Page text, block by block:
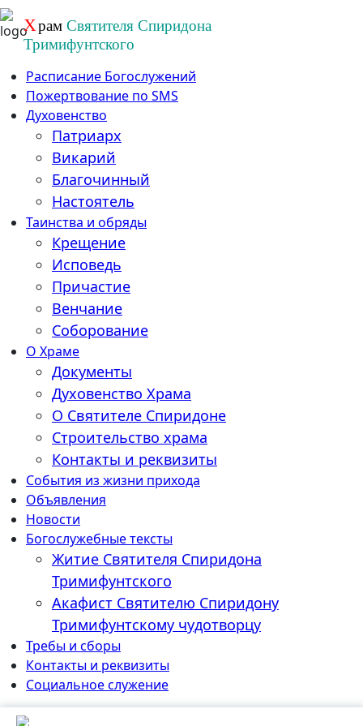
Перейти
к
содержанию
Храм Святителя Спиридона
Тримифунтского
Расписание Богослужений
Пожертвование по SMS
Духовенство
Патриарх
Викарий
Благочинный
Настоятель
Таинства и обряды
Крещение
Исповедь
Причастие
Венчание
Соборование
О Храме
Документы
Духовенство Храма
О Святителе Спиридоне
Строительство храма
Контакты и реквизиты
События из жизни прихода
Объявления
Новости
Богослужебные тексты
Житие Cвятителя Спиридона
Тримифунтского
Акафист Cвятителю Спиридону
Тримифунтскому чудотворцу
Требы и сборы
Контакты и реквизиты
Социальное служение